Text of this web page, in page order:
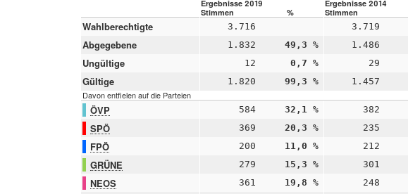
Ergebnisse 2019 Ergebnisse 2014
Stimmen
% Stimmen
Wahlberechtigte 3.716 3.719
Abgegebene 1.832 49,3 % 1.486
Ungültige 12 0,7 % 29
Gültige 1.820 99,3 % 1.457
Davon entfielen auf die Parteien
ÖVP 584 32,1 % 382
SPÖ 369 20,3 % 235
FPÖ 200 11,0 % 212
GRÜNE 279 15,3 % 301
NEOS 361 19,8 % 248